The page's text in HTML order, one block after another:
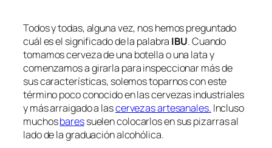
Todos y todas, alguna vez, nos hemos preguntado
cuál es el significado de la palabra IBU. Cuando
tomamos cerveza de una botella o una lata y
comenzamos a girarla para inspeccionar más de
sus características, solemos toparnos con este
término poco conocido en las cervezas industriales
y más arraigado a lascervezas artesanales. Incluso
muchosbaressuelen colocarlos en sus pizarras al
lado de la graduación alcohólica.